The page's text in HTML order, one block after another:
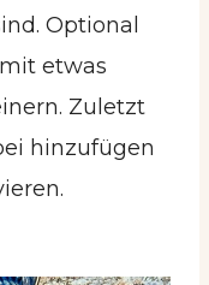
Optional
etwas
Zuletzt
hinzufügen